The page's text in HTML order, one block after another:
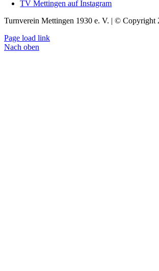
TV Mettingen auf Instagram
Turnverein Mettingen 1930 e. V. | © Copyright
Page load link
Nach oben